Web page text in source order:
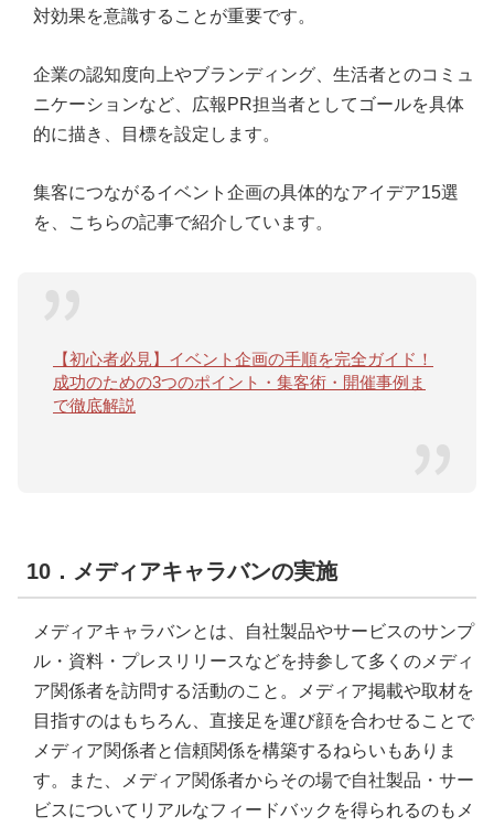
対効果を意識することが重要です。
企業の認知度向上やブランディング、生活者とのコミュ
ニケーションなど、広報PR担当者としてゴールを具体
的に描き、目標を設定します。
集客につながるイベント企画の具体的なアイデア15選
を、こちらの記事で紹介しています。
【初心者必見】イベント企画の手順を完全ガイド！
成功のための3つのポイント・集客術・開催事例ま
で徹底解説
10．メディアキャラバンの実施
メディアキャラバンとは、自社製品やサービスのサンプ
ル・資料・プレスリリースなどを持参して多くのメディ
ア関係者を訪問する活動のこと。メディア掲載や取材を
目指すのはもちろん、直接足を運び顔を合わせることで
メディア関係者と信頼関係を構築するねらいもありま
す。また、メディア関係者からその場で自社製品・サー
ビスについてリアルなフィードバックを得られるのもメ